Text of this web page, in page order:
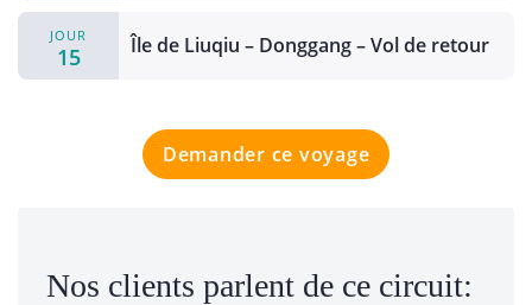
JOUR
15 Île de Liuqiu – Donggang – Vol de retour
Demander ce voyage
Nos clients parlent de ce circuit: